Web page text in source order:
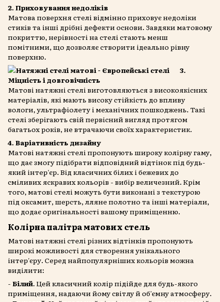
2. Приховування недоліків
Матова поверхня стелі відмінно приховує недоліки
стиків та інші дрібні дефекти основи. Завдяки матовому
покриттю, нерівності на стелі стають менш
помітними, що дозволяє створити ідеально рівну
поверхню.
3.
Міцність і довговічність
Матові натяжні стелі виготовляються з високоякісних
матеріалів, які мають високу стійкість до впливу
вологи, ультрафіолету і механічних пошкоджень. Такі
стелі зберігають свій первісний вигляд протягом
багатьох років, не втрачаючи своїх характеристик.
4. Варіативність дизайну
Матові натяжні стелі пропонують широку колірну гаму,
що дає змогу підібрати відповідний відтінок під будь-
який інтер'єр. Від класичних білих і бежевих до
сміливих яскравих кольорів - вибір величезний. Крім
того, матові стелі можуть бути виконані з текстурою
під оксамит, шерсть, лляне полотно та інші матеріали,
що додає оригінальності вашому приміщенню.
Колірна палітра матових стель
Матові натяжні стелі різних відтінків пропонують
широкі можливості для створення унікального
інтер'єру. Серед найпопулярніших кольорів можна
виділити:
- Білий. Цей класичний колір підійде для будь-якого
приміщення, надаючи йому світлу й об'ємну атмосферу.